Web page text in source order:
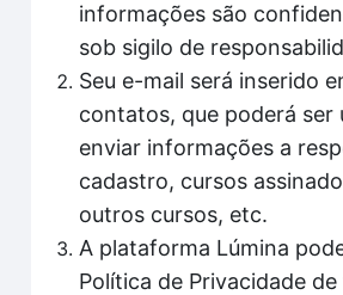
informações são
sob sigilo de
Seu e-mail será inserido
contatos, que poderá ser
enviar informações a
cadastro, cursos
outros cursos, etc.
A plataforma Lúmina
Política de Privacidade